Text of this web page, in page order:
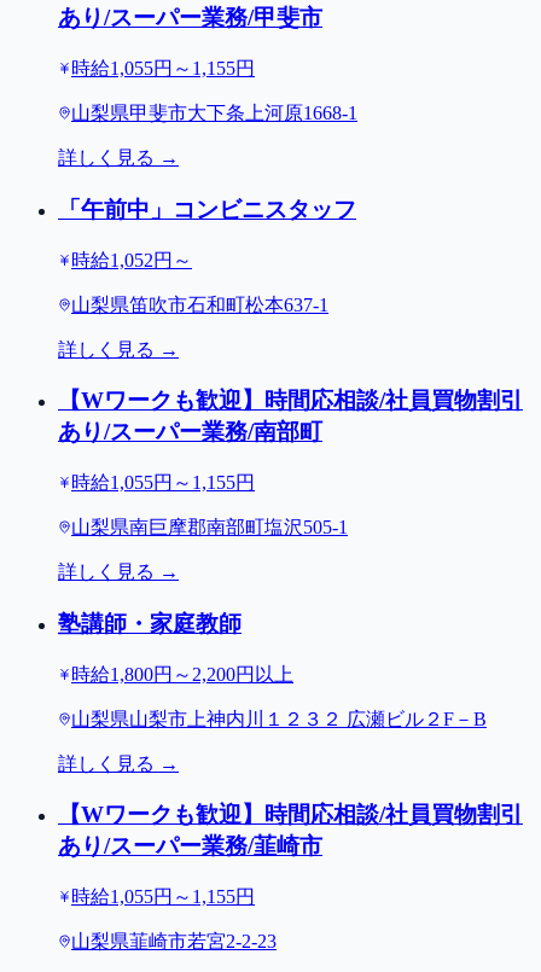
あり/スーパー業務/甲斐市
時給1,055円～1,155円
山梨県甲斐市大下条上河原1668-1
詳しく見る →
「午前中」コンビニスタッフ
時給1,052円～
山梨県笛吹市石和町松本637-1
詳しく見る →
【Wワークも歓迎】時間応相談/社員買物割引
あり/スーパー業務/南部町
時給1,055円～1,155円
山梨県南巨摩郡南部町塩沢505-1
詳しく見る →
塾講師・家庭教師
時給1,800円～2,200円以上
山梨県山梨市上神内川１２３２ 広瀬ビル２F－B
詳しく見る →
【Wワークも歓迎】時間応相談/社員買物割引
あり/スーパー業務/韮崎市
時給1,055円～1,155円
山梨県韮崎市若宮2-2-23